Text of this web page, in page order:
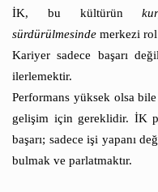
İK, bu kültürün
sürdürülmesinde merkezi
Kariyer sadece başarı
ilerlemektir.
Performans yüksek olsa
gelişim için gereklidir. İK
başarı; sadece işi yapanı
bulmak ve parlatmaktır.